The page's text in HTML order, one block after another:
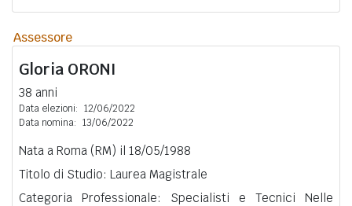
Assessore
Gloria ORONI
38 anni
Data elezioni: 12/06/2022
Data nomina: 13/06/2022
Nata a Roma (RM) il 18/05/1988
Titolo di Studio: Laurea Magistrale
Categoria Professionale: Specialisti e Tecnici Nelle